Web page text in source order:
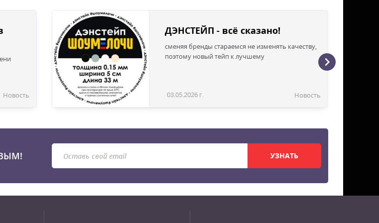
Новость
ДЭНСТЕЙП - всё сказано!
сменяя бренды стараемся не изменять качеству,
поэтому новый тейп к лучшему
03.05.2026 г. Новость
УЗНАТЬ